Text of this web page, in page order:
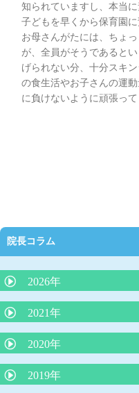
知られていますし、本当に
子どもを早くから保育園
お母さんがたには、ちょ
が、全員がそうであると
げられない分、十分スキ
の食生活やお子さんの運
に負けないように頑張って
院長コラム
2026年
抗生剤の正しい使い方（ど
2021年
夜泣きにLGG乳酸菌（ヨー
外来で３０分で分かるアレ
院長コラム 「魚アレルギ
2020年
院長コラム「アトピー性皮
法」
2019年